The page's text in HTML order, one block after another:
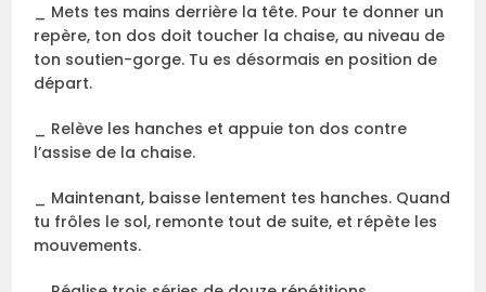
_ Mets tes mains derrière la tête. Pour te donner un
repère, ton dos doit toucher la chaise, au niveau de
ton soutien-gorge. Tu es désormais en position de
départ.
_ Relève les hanches et appuie ton dos contre
l’assise de la chaise.
_ Maintenant, baisse lentement tes hanches. Quand
tu frôles le sol, remonte tout de suite, et répète les
mouvements.